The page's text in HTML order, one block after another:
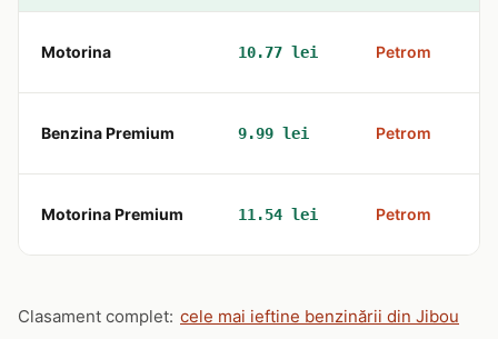
Motorina 10.77 lei Petrom
Benzina Premium 9.99 lei Petrom
Motorina Premium 11.54 lei Petrom
Clasament complet: cele mai ieftine benzinării din Jibou